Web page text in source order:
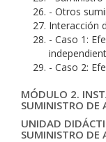
- Otros
Interacción
- Caso 1:
- Caso 2:
MÓDULO 2.
SUMINISTRO DE
UNIDAD
SUMINISTRO DE